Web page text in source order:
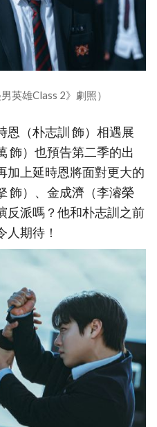
英雄Class 2》劇照）
恩（朴志訓 飾）相遇展
飾）也預告第二季的出
加上延時恩將面對更大的
飾）、金成濟（李濬榮
反派嗎？他和朴志訓之前
人期待！